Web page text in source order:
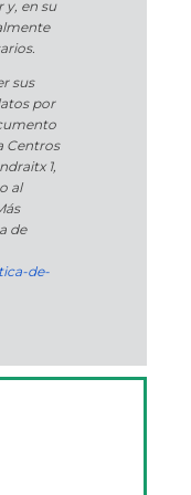
y, en su
sus
por
Centros
1,
o al
de
de-